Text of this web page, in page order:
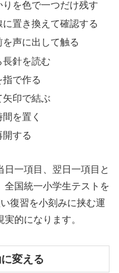
を色で一つだけ残す
置き換えて確認する
声に出して触る
長針を読む
で作る
印で結ぶ
を置く
する
日一項目、翌日一項目と
全国統一小学生テストを
復習を小刻みに挟む運
的になります。
変える